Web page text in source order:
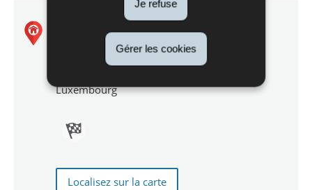
Je refuse
Gérer les cookies
Aarnescht - Niederanven
Luxembourg
de Aarnescht
Localisez sur la carte